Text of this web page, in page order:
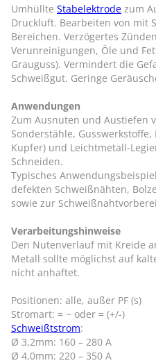
Umhüllte Stabelektrode zum
Druckluft. Bearbeiten von mit
Bereichen. Verzögertes
Verunreinigungen, Öle und
Grauguss). Vermindert die
Schweißgut. Geringe
Anwendungen
Zum Ausnuten und Austiefen
Sonderstähle,
Kupfer) und Leichtmetall-
Schneiden.
Typisches
defekten Schweißnähten,
sowie zur
Verarbeitungshinweise
Den Nutenverlauf mit Kreide
Metall sollte möglichst auf
nicht anhaftet.
Positionen: alle, außer PF (s)
Stromart: = ~ oder = (+/-)
Schweißtstrom:
Ø 3,2mm: 160 – 280 A
Ø 4,0mm: 220 – 350 A